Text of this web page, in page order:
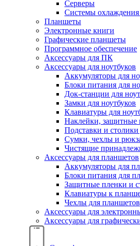
Серверы
Системы охлаждения
Планшеты
Электронные книги
Графические планшеты
Программное обеспечение
Аксессуары для ПК
Аксессуары для ноутбуков
Аккумуляторы для
Блоки питания для
Док-станции для
Замки для ноутбуков
Клавиатуры для
Наклейки, защитные
Подставки и столики
Сумки, чехлы и
Чистящие
Аксессуары для планшетов
Аккумуляторы для
Блоки питания для
Защитные пленки и
Клавиатуры к
Чехлы для планшетов
Аксессуары для
Аксессуары для